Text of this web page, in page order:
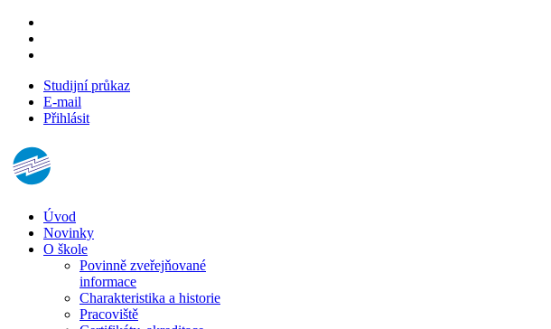
Studijní průkaz
E-mail
Přihlásit
Úvod
Novinky
O škole
Povinně zveřejňované
informace
Charakteristika a historie
Pracoviště